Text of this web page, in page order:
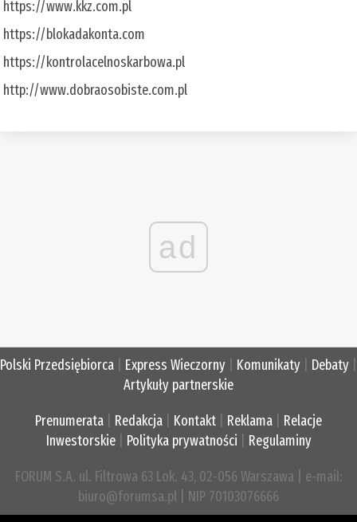
https://www.kkz.com.pl
https://blokadakonta.com
https://kontrolacelnoskarbowa.pl
http://www.dobraosobiste.com.pl
ad
Polski Przedsiębiorca Express Wieczorny Komunikaty Debaty
Artykuły partnerskie
Prenumerata Redakcja Kontakt Reklama
Relacje
Inwestorskie| Polityka prywatności Regulaminy
FORUM S.A. ul. Filtrowa 63 Lok. 43, 02-056 Warszawa | e-mail:
biuro@forumsa.pl | NIP 70103076666